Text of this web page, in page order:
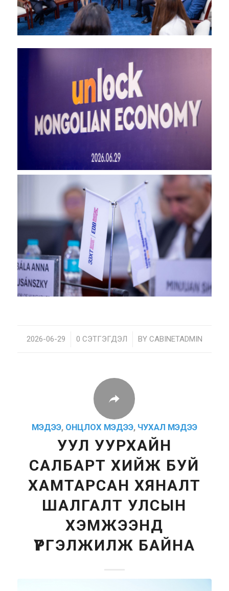
2026-06-29
/ 0 СЭТГЭГДЭЛ
/ BY CABINETADMIN
МЭДЭЭ, ОНЦЛОХ МЭДЭЭ, ЧУХАЛ МЭДЭЭ
УУЛ УУРХАЙН
САЛБАРТ ХИЙЖ БУЙ
ХАМТАРСАН ХЯНАЛТ
ШАЛГАЛТ УЛСЫН
ХЭМЖЭЭНД
ҮРГЭЛЖИЛЖ БАЙНА